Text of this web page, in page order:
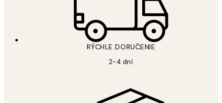
RÝCHLE DORUČENIE
2-4 dní